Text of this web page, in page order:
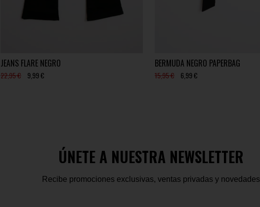
JEANS FLARE NEGRO
22,95 € 9,99 €
BERMUDA NEGRO PAPERBAG
15,95 € 6,99 €
ÚNETE A NUESTRA NEWSLETTER
Recibe promociones exclusivas, ventas privadas y novedades